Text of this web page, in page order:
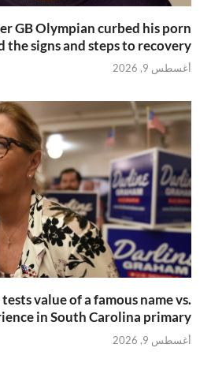
GB Olympian curbed his porn
the signs and steps to recovery
أغسطس 9, 2026
value of a famous name vs.
in South Carolina primary
أغسطس 9, 2026